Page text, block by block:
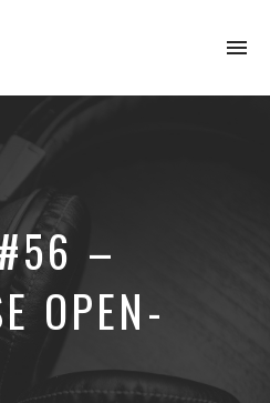
–
OPEN-